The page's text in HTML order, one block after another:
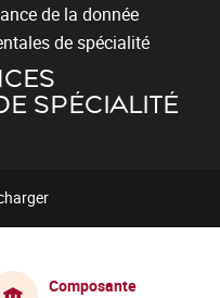
de la donnée
de spécialité
SPÉCIALITÉ
Composante